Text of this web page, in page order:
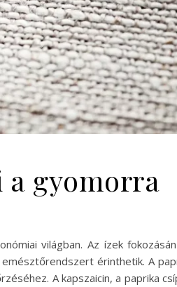
a gyomorra
világban. Az ízek
érinthetik. A
A kapszaicin, a paprika